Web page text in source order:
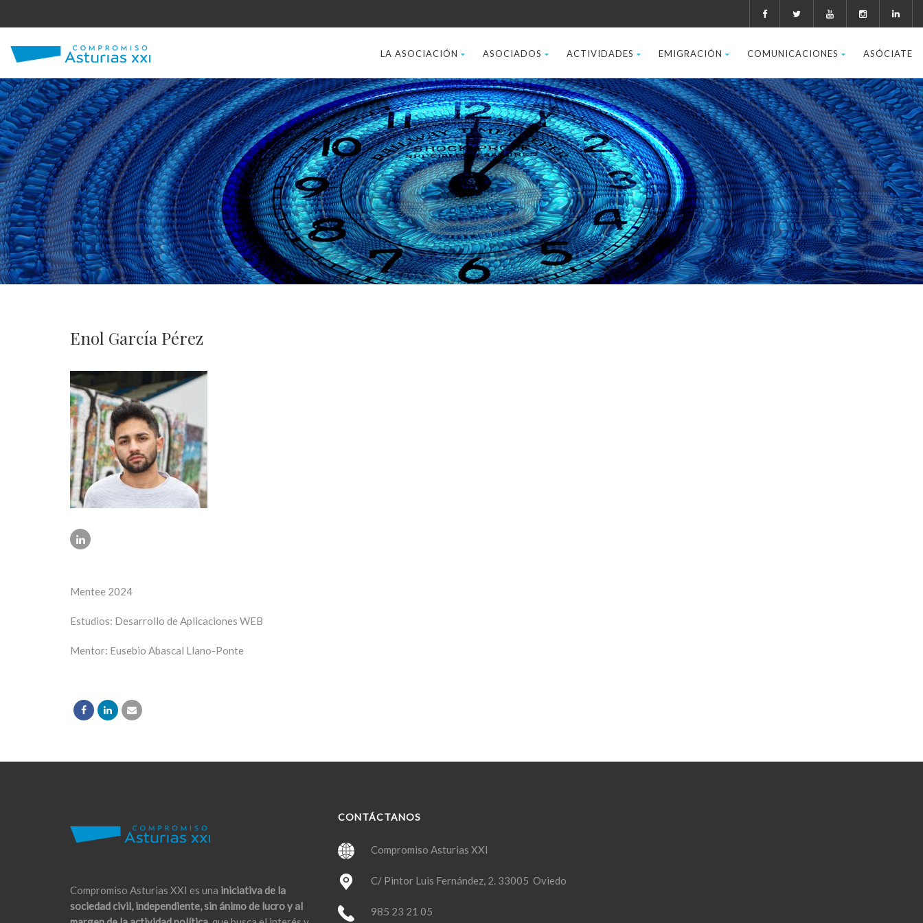
LA ASOCIACIÓN ASOCIADOS ACTIVIDADES EMIGRACIÓN COMUNICACIONES ASÓCIATE
Enol García Pérez
Mentee 2024
Estudios: Desarrollo de Aplicaciones WEB
Mentor: Eusebio Abascal Llano-Ponte
Compromiso Asturias XXI es una iniciativa de la
sociedad civil, independiente, sin ánimo de lucro y al
CONTÁCTANOS
Compromiso Asturias XXI
C/ Pintor Luis Fernández, 2. 33005 Oviedo
985 23 21 05